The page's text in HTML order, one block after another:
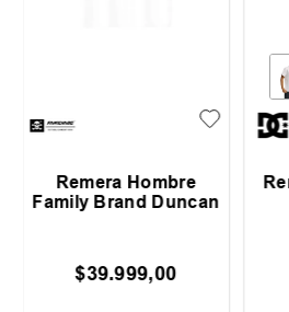
Remera Hombre Katin
Flash
$45.990